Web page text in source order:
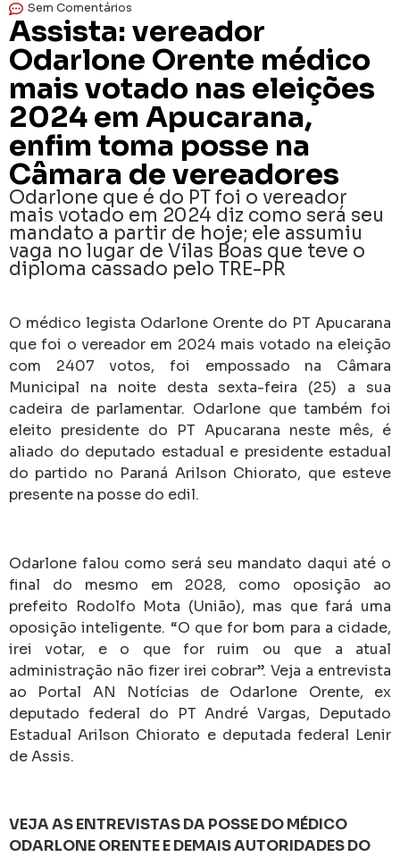
Sem Comentários
Assista: vereador
Odarlone Orente médico
mais votado nas eleições
2024 em Apucarana,
enfim toma posse na
Câmara de vereadores
Odarlone que é do PT foi o vereador
mais votado em 2024 diz como será seu
mandato a partir de hoje; ele assumiu
vaga no lugar de Vilas Boas que teve o
diploma cassado pelo TRE-PR
O médico legista Odarlone Orente do PT Apucarana
que foi o vereador em 2024 mais votado na eleição
com 2407 votos, foi empossado na Câmara
Municipal na noite desta sexta-feira (25) a sua
cadeira de parlamentar. Odarlone que também foi
eleito presidente do PT Apucarana neste mês, é
aliado do deputado estadual e presidente estadual
do partido no Paraná Arilson Chiorato, que esteve
presente na posse do edil.
Odarlone falou como será seu mandato daqui até o
final do mesmo em 2028, como oposição ao
prefeito Rodolfo Mota (União), mas que fará uma
oposição inteligente. “O que for bom para a cidade,
irei votar, e o que for ruim ou que a atual
administração não fizer irei cobrar”. Veja a entrevista
ao Portal AN Notícias de Odarlone Orente, ex
deputado federal do PT André Vargas, Deputado
Estadual Arilson Chiorato e deputada federal Lenir
de Assis.
VEJA AS ENTREVISTAS DA POSSE DO MÉDICO
ODARLONE ORENTE E DEMAIS AUTORIDADES DO